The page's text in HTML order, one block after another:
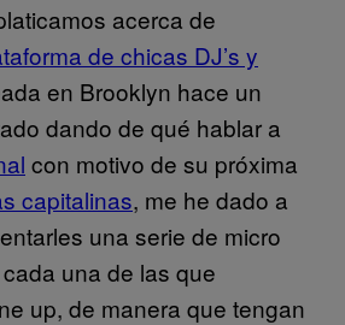
acerca de
de chicas DJ’s y
en Brooklyn hace un
dando de qué hablar a
con motivo de su próxima
capitalinas, me he dado a
una serie de micro
una de las que
up, de manera que tengan